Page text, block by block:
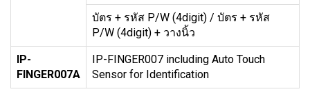
บัตร + รหัส P/W (4digit) / บัตร + รหัส
P/W (4digit) + วางนิ้ว
IP-
FINGER007A
IP-FINGER007 including Auto Touch
Sensor for Identification